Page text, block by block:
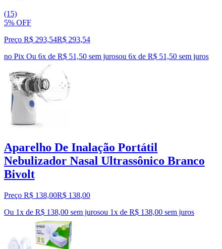
(15)
5% OFF
Preço R$ 293,54R$ 293,54
no Pix Ou 6x de R$ 51,50 sem jurosou 6x de R$ 51,50 sem juros
Aparelho De Inalação Portátil
Nebulizador Nasal Ultrassônico Branco
Bivolt
Preço R$ 138,00R$ 138,00
Ou 1x de R$ 138,00 sem jurosou 1x de R$ 138,00 sem juros